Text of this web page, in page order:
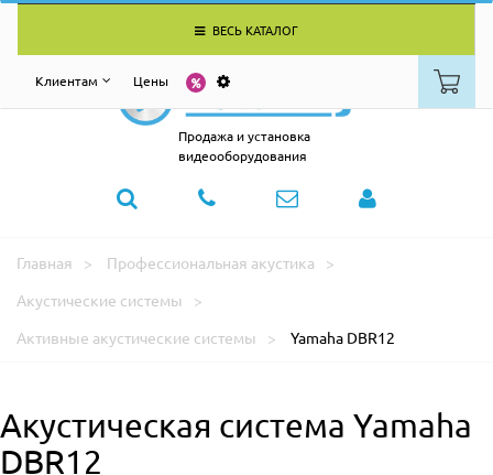
ВЕСЬ КАТАЛОГ
Клиентам Цены
Продажа и установка
видеооборудования
Главная
Профессиональная акустика
Акустические системы
Активные акустические системы
Yamaha DBR12
Акустическая система Yamaha
DBR12